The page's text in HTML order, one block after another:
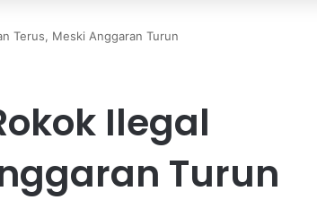
Terus, Meski Anggaran Turun
Ilegal
Turun